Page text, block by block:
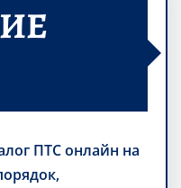
ПТС онлайн на